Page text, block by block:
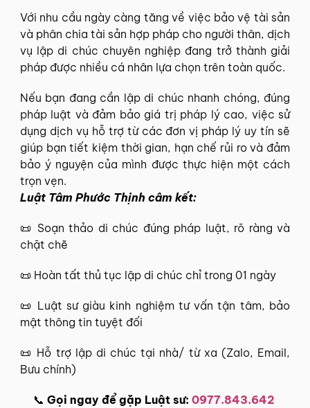
Với nhu cầu ngày càng tăng về việc bảo vệ tài sản
và phân chia tài sản hợp pháp cho người thân, dịch
vụ lập di chúc chuyên nghiệp đang trở thành giải
pháp được nhiều cá nhân lựa chọn trên toàn quốc.
Nếu bạn đang cần lập di chúc nhanh chóng, đúng
pháp luật và đảm bảo giá trị pháp lý cao, việc sử
dụng dịch vụ hỗ trợ từ các đơn vị pháp lý uy tín sẽ
giúp bạn tiết kiệm thời gian, hạn chế rủi ro và đảm
bảo ý nguyện của mình được thực hiện một cách
trọn vẹn.
Luật Tâm Phước Thịnh câm kết:
📜 Soạn thảo di chúc đúng pháp luật, rõ ràng và
chặt chẽ
📜 Hoàn tất thủ tục lập di chúc chỉ trong 01 ngày
📜 Luật sư giàu kinh nghiệm tư vấn tận tâm, bảo
mật thông tin tuyệt đối
📜 Hỗ trợ lập di chúc tại nhà/ từ xa (Zalo, Email,
Bưu chính)
📞 Gọi ngay để gặp Luật sư: 0977.843.642